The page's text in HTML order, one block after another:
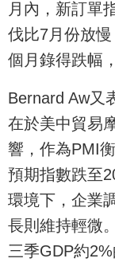
月內，新訂單
伐比7月份放
個月錄得跌幅
Bernard Aw又
在於美中貿易
響，作為PMI
預期指數跌至
環境下，企業
長則維持輕微
三季GDP約2%